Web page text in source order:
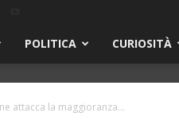
POLITICA CURIOSITÀ
attacca la maggioranza...